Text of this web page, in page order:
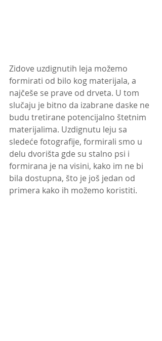
Zidove uzdignutih leja možemo
formirati od bilo kog materijala, a
najčeše se prave od drveta. U tom
slučaju je bitno da izabrane daske ne
budu tretirane potencijalno štetnim
materijalima. Uzdignutu leju sa
sledeće fotografije, formirali smo u
delu dvorišta gde su stalno psi i
formirana je na visini, kako im ne bi
bila dostupna, što je još jedan od
primera kako ih možemo koristiti.